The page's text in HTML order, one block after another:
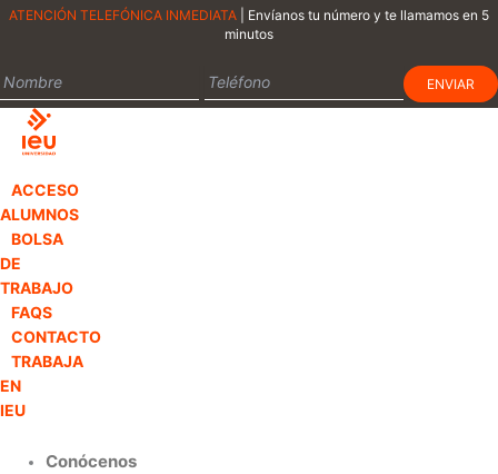
ATENCIÓN TELEFÓNICA INMEDIATA | Envíanos tu número y te llamamos en 5
minutos
ACCESO
ALUMNOS
BOLSA
DE
TRABAJO
FAQS
CONTACTO
TRABAJA
EN
IEU
Conócenos